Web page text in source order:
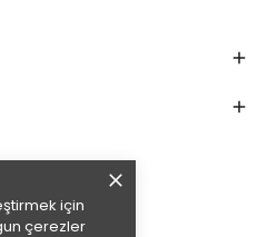
için
çerezler